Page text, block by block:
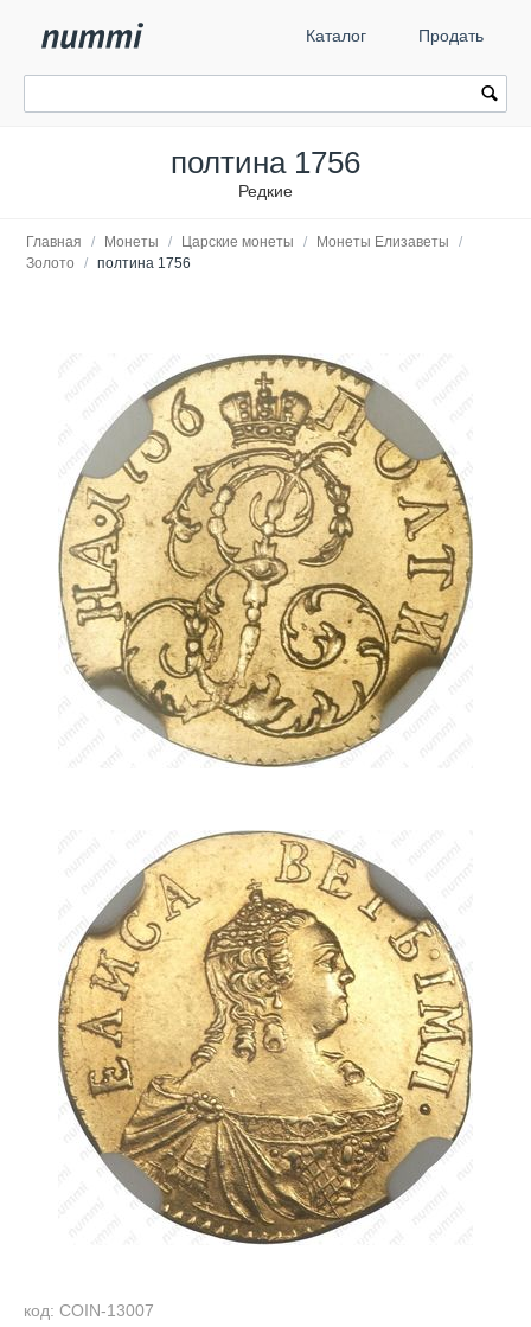
Каталог Продать
полтина 1756
Редкие
Главная / Монеты / Царские монеты / Монеты Елизаветы
/
Золото
/ полтина 1756
код: COIN-13007